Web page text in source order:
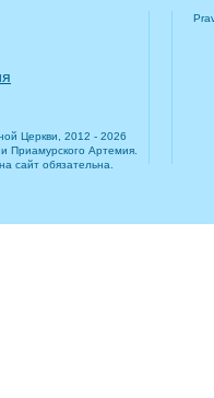
Церкви, 2012 - 2026
Приамурского Артемия.
сайт обязательна.